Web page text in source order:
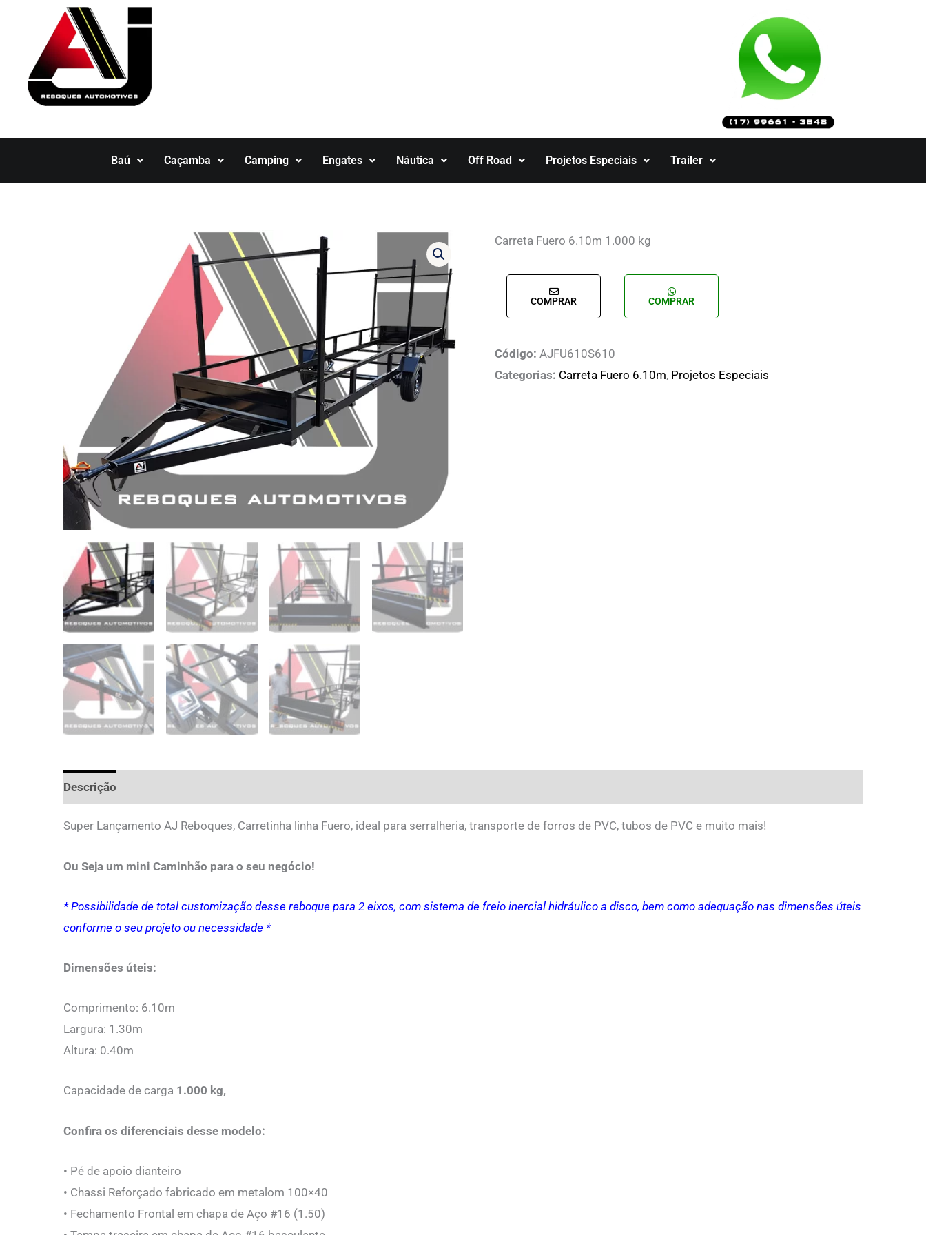
conteúdo
Baú Caçamba Camping Engates Náutica Off Road Projetos Especiais Trailer
Carreta Fuero 6.10m 1.000 kg
COMPRAR COMPRAR
Código:AJFU610S610
Categorias: Carreta Fuero 6.10m, Projetos Especiais
Descrição
Super Lançamento AJ Reboques, Carretinha linha Fuero, ideal para serralheria, transporte de forros de PVC, tubos de PVC e muito mais!
Ou Seja um mini Caminhão para o seu negócio!
* Possibilidade de total customização desse reboque para 2 eixos, com sistema de freio inercial hidráulico a disco, bem como adequação nas dimensões úteis
conforme o seu projeto ou necessidade *
Dimensões úteis:
Comprimento: 6.10m
Largura: 1.30m
Altura: 0.40m
Capacidade de carga 1.000 kg,
Confira os diferenciais desse modelo:
• Pé de apoio dianteiro
• Chassi Reforçado fabricado em metalom 100×40
• Fechamento Frontal em chapa de Aço #16 (1.50)